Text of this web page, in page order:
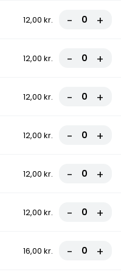
12,00 kr. - +
12,00 kr. - +
12,00 kr. - +
12,00 kr. - +
12,00 kr. - +
12,00 kr. - +
16,00 kr. - +